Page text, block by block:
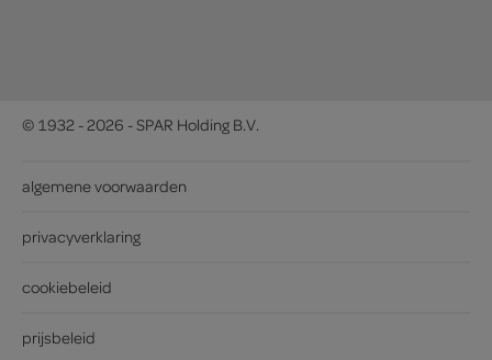
© 1932 - 2026 - SPAR Holding B.V.
algemene voorwaarden
privacyverklaring
cookiebeleid
prijsbeleid